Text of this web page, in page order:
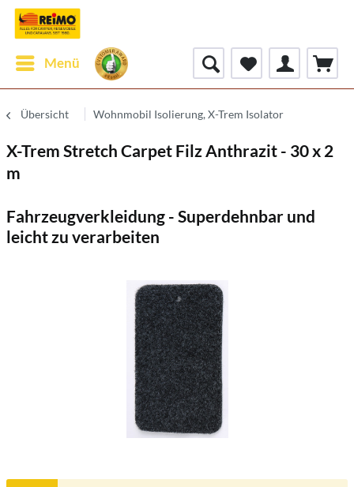
Menü
Übersicht Wohnmobil Isolierung, X-Trem Isolator
X-Trem Stretch Carpet Filz Anthrazit - 30 x 2
m
Fahrzeugverkleidung - Superdehnbar und
leicht zu verarbeiten